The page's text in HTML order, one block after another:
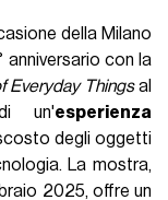
della Milano
anniversario con la
Everyday Thingsal
di un'esperienza
degli oggetti
La mostra,
2025, offre un